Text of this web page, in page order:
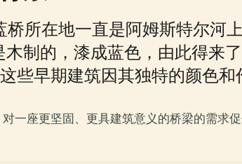
桥所在地一直是阿姆斯特尔河
制的，漆成蓝色，由此得来
些早期建筑因其独特的颜色
一座更坚固、更具建筑意义的桥梁的需求